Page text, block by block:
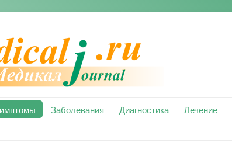
Заболевания Диагностика Лечение